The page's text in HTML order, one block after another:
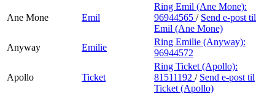
Ane Mone Emil
Ring Emil (Ane Mone):
96944565 / Send e-post til
Emil (Ane Mone)
Anyway
Emilie
Ring Emilie (Anyway):
96944572
Apollo Ticket
Ring Ticket (Apollo):
81511192 / Send e-post til
Ticket (Apollo)